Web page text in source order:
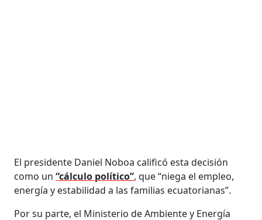
El presidente Daniel Noboa calificó esta decisión
como un“cálculo político”, que “niega el empleo,
energía y estabilidad a las familias ecuatorianas”.
Por su parte, el Ministerio de Ambiente y Energía